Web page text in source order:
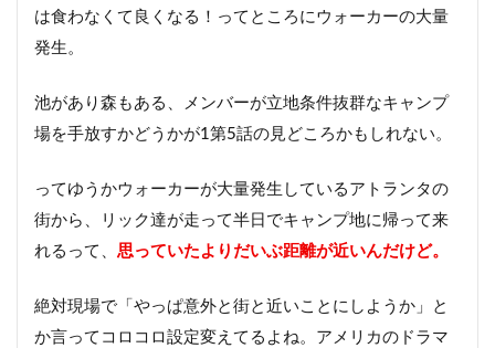
は食わなくて良くなる！ってところにウォーカーの大量
発生。
池があり森もある、メンバーが立地条件抜群なキャンプ
場を手放すかどうかが1第5話の見どころかもしれない。
ってゆうかウォーカーが大量発生しているアトランタの
街から、リック達が走って半日でキャンプ地に帰って来
れるって、 思っていたよりだいぶ距離が近いんだけど。
絶対現場で「やっぱ意外と街と近いことにしようか」と
か言ってコロコロ設定変えてるよね。アメリカのドラマ